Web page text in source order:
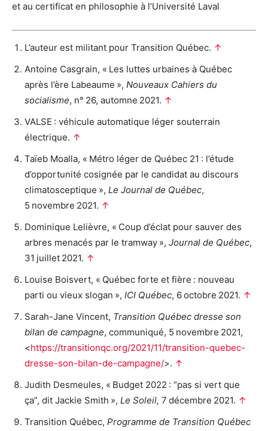
et au certificat en philosophie à l’Université Laval
L’auteur est militant pour Transition Québec. ↑
Antoine Casgrain, « Les luttes urbaines à Québec
après l’ère Labeaume », Nouveaux Cahiers du
socialisme, n° 26, automne 2021. ↑
VALSE : véhicule automatique léger souterrain
électrique. ↑
Taïeb Moalla, « Métro léger de Québec 21 : l’étude
d’opportunité cosignée par le candidat au discours
climatosceptique », Le Journal de Québec,
5 novembre 2021. ↑
Dominique Lelièvre, « Coup d’éclat pour sauver des
arbres menacés par le tramway », Journal de Québec,
31 juillet 2021. ↑
Louise Boisvert, « Québec forte et fière : nouveau
parti ou vieux slogan », ICI Québec, 6 octobre 2021. ↑
Sarah-Jane Vincent, Transition Québec dresse son
bilan de campagne, communiqué, 5 novembre 2021,
<https://transitionqc.org/2021/11/transition-quebec-
dresse-son-bilan-de-campagne/>. ↑
Judith Desmeules, « Budget 2022 : “pas si vert que
ça”, dit Jackie Smith », Le Soleil, 7 décembre 2021. ↑
Transition Québec, Programme de Transition Québec